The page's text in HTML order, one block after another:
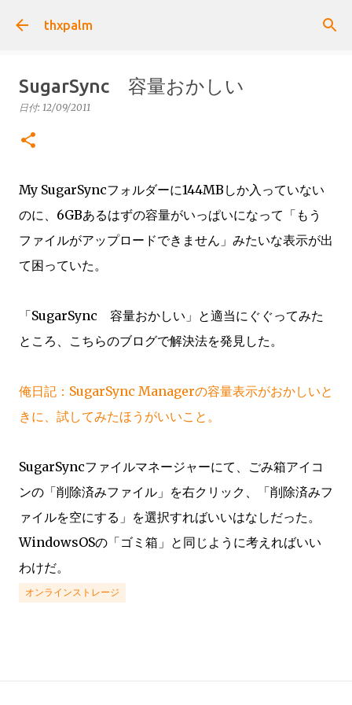
スキップしてメイン コンテンツに移動
thxpalm
SugarSync 容量おかしい
日付: 12/09/2011
My SugarSyncフォルダーに144MBしか入っていない
のに、6GBあるはずの容量がいっぱいになって「もう
ファイルがアップロードできません」みたいな表示が出
て困っていた。
「SugarSync 容量おかしい」と適当にぐぐってみた
ところ、こちらのブログで解決法を発見した。
俺日記：SugarSync Managerの容量表示がおかしいと
きに、試してみたほうがいいこと。
SugarSyncファイルマネージャーにて、ごみ箱アイコ
ンの「削除済みファイル」を右クリック、「削除済みフ
ァイルを空にする」を選択すればいいはなしだった。
WindowsOSの「ゴミ箱」と同じように考えればいい
わけだ。
オンラインストレージ